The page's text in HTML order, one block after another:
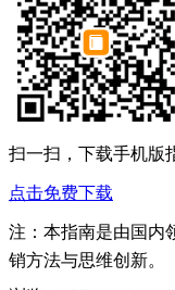
扫一扫，下载手机版
点击免费下载
注：本指南是由国内
销方法与思维创新。